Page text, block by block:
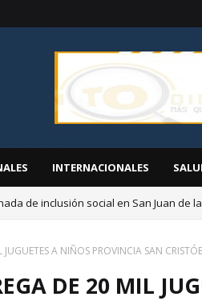
INTERNACIONALES
de inclusión social en San Juan de
presenta proyectos de desarrollo
A NIÑOS PROVINCIA SAN
DE 20 MIL